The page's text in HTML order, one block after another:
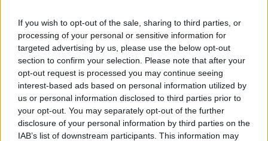
If you wish to opt-out of the sale, sharing to third parties, or
processing of your personal or sensitive information for
targeted advertising by us, please use the below opt-out
section to confirm your selection. Please note that after your
opt-out request is processed you may continue seeing
interest-based ads based on personal information utilized by
us or personal information disclosed to third parties prior to
your opt-out. You may separately opt-out of the further
disclosure of your personal information by third parties on the
IAB’s list of downstream participants. This information may
τους δύο άντρες να βυθίζονται από έναν γκρεμό
αγκαλιασμένοι και έπειτα να… υπονοείται πως έχουν
επιβιώσει και συνεχίζουν τις τελετουργικές τους
κραιπάλες, άφησε ανοιχτές πόρτες που το fandom δεν
έκλεισε ποτέ.
Ο Fuller δηλώνει πως γνωρίζει «ακριβώς τι είναι η 4η
σεζόν», δίνοντας την εντύπωση ότι δεν πρόκειται για